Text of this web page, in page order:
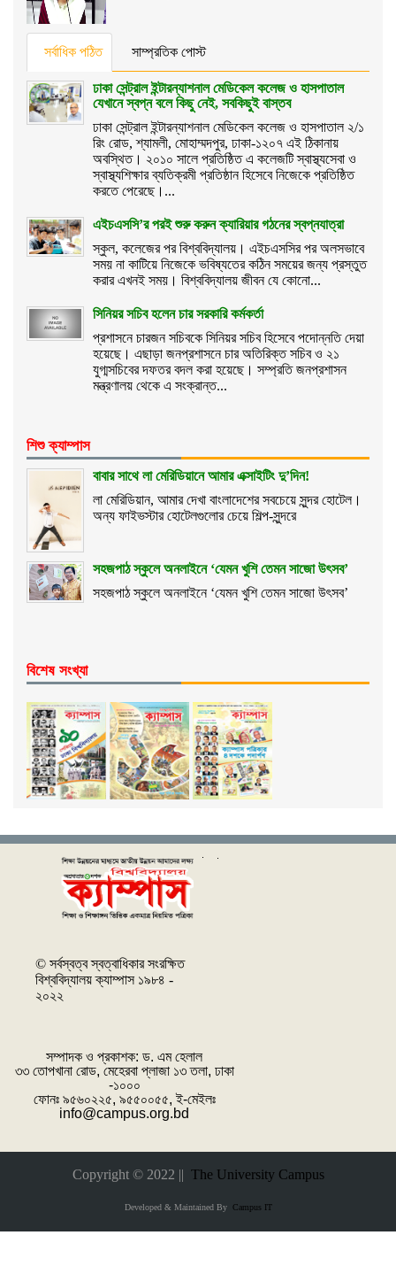
সর্বাধিক পঠিত সাম্প্রতিক পোস্ট
ঢাকা সেন্ট্রাল ইন্টারন্যাশনাল মেডিকেল কলেজ ও হাসপাতাল
যেখানে স্বপ্ন বলে কিছু নেই, সবকিছুই বাস্তব
ঢাকা সেন্ট্রাল ইন্টারন্যাশনাল মেডিকেল কলেজ ও হাসপাতাল ২/১
রিং রোড, শ্যামলী, মোহাম্মদপুর, ঢাকা-১২০৭ এই ঠিকানায়
অবস্থিত। ২০১০ সালে প্রতিষ্ঠিত এ কলেজটি স্বাস্থ্যসেবা ও
স্বাস্থ্যশিক্ষার ব্যতিক্রমী প্রতিষ্ঠান হিসেবে নিজেকে প্রতিষ্ঠিত
করতে পেরেছে।...
এইচএসসি’র পরই শুরু করুন ক্যারিয়ার গঠনের স্বপ্নযাত্রা
স্কুল, কলেজের পর বিশ্ববিদ্যালয়। এইচএসসির পর অলসভাবে
সময় না কাটিয়ে নিজেকে ভবিষ্যতের কঠিন সময়ের জন্য প্রস্তুত
করার এখনই সময়। বিশ্ববিদ্যালয় জীবন যে কোনো...
সিনিয়র সচিব হলেন চার সরকারি কর্মকর্তা
প্রশাসনে চারজন সচিবকে সিনিয়র সচিব হিসেবে পদোন্নতি দেয়া
হয়েছে। এছাড়া জনপ্রশাসনে চার অতিরিক্ত সচিব ও ২১
যুগ্মসচিবের দফতর বদল করা হয়েছে। সম্প্রতি জনপ্রশাসন
মন্ত্রণালয় থেকে এ সংক্রান্ত...
শিশু ক্যাম্পাস
বাবার সাথে লা মেরিডিয়ানে আমার এক্সাইটিং দু’দিন!
লা মেরিডিয়ান, আমার দেখা বাংলাদেশের সবচেয়ে সুন্দর হোটেল।
অন্য ফাইভস্টার হোটেলগুলোর চেয়ে শিল্প-সুন্দরে
সহজপাঠ স্কুলে অনলাইনে ‘যেমন খুশি তেমন সাজো উৎসব’
সহজপাঠ স্কুলে অনলাইনে ‘যেমন খুশি তেমন সাজো উৎসব’
বিশেষ সংখ্যা
© সর্বস্বত্ব স্বত্বাধিকার সংরক্ষিত
বিশ্ববিদ্যালয় ক্যাম্পাস ১৯৮৪ -
২০২২
সম্পাদক ও প্রকাশক: ‌ড. এম হেলাল
৩৩ তোপখানা রোড, মেহেরবা প্লাজা ১৩ তলা, ঢাকা
-১০০০
ফোনঃ ৯৫৬০২২৫, ৯৫৫০০৫৫, ই-মেইলঃ
info@campus.org.bd
Copyright © 2022 || The University Campus
Developed & Maintained ByCampus IT